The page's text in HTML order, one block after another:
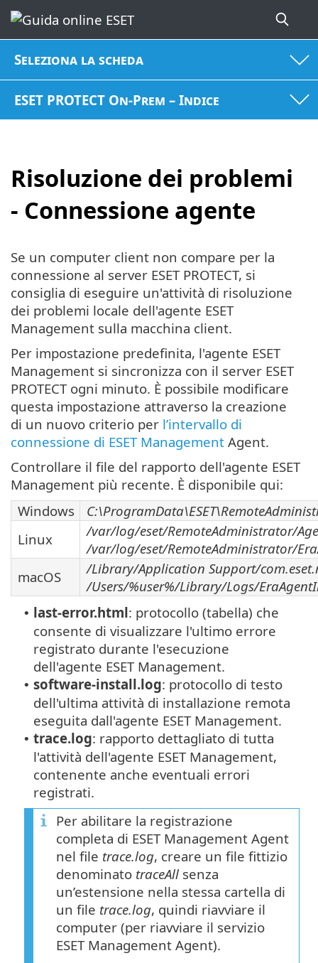
Seleziona la scheda
ESET PROTECT On-Prem – Indice
Risoluzione dei problemi
- Connessione agente
Se un computer client non compare per la
connessione al server ESET PROTECT, si
consiglia di eseguire un'attività di risoluzione
dei problemi locale dell'agente ESET
Management sulla macchina client.
Per impostazione predefinita, l'agente ESET
Management si sincronizza con il server ESET
PROTECT ogni minuto. È possibile modificare
questa impostazione attraverso la creazione
di un nuovo criterio per l’intervallo di
connessione di ESET Management Agent.
Controllare il file del rapporto dell'agente ESET
Management più recente. È disponibile qui:
Windows
Linux
/var/log/eset/RemoteAdministrator/
/var/log/eset/RemoteAdministrator/
macOS
/Library/Application Support/
/Users/%user%/Library/Logs/
• last-error.html: protocollo (tabella) che
consente di visualizzare l'ultimo errore
registrato durante l'esecuzione
dell'agente ESET Management.
• software-install.log: protocollo di testo
dell'ultima attività di installazione remota
eseguita dall'agente ESET Management.
• trace.log: rapporto dettagliato di tutta
l'attività dell'agente ESET Management,
contenente anche eventuali errori
registrati.
Per abilitare la registrazione
completa di ESET Management Agent
nel file trace.log, creare un file fittizio
denominato traceAll senza
un’estensione nella stessa cartella di
un file trace.log, quindi riavviare il
computer (per riavviare il servizio
ESET Management Agent).